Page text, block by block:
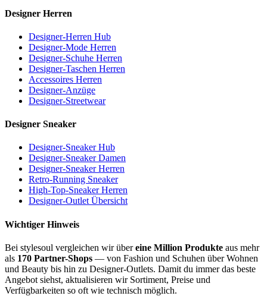
Designer Herren
Designer-Herren Hub
Designer-Mode Herren
Designer-Schuhe Herren
Designer-Taschen Herren
Accessoires Herren
Designer-Anzüge
Designer-Streetwear
Designer Sneaker
Designer-Sneaker Hub
Designer-Sneaker Damen
Designer-Sneaker Herren
Retro-Running Sneaker
High-Top-Sneaker Herren
Designer-Outlet Übersicht
Wichtiger Hinweis
Bei stylesoul vergleichen wir übereine Million Produkte aus mehr
als 170 Partner-Shops — von Fashion und Schuhen über Wohnen
und Beauty bis hin zu Designer-Outlets. Damit du immer das beste
Angebot siehst, aktualisieren wir Sortiment, Preise und
Verfügbarkeiten so oft wie technisch möglich.